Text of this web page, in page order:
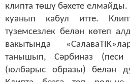
клипта төшү бәхете
куанып кабул итте.
түземсезлек белән көтеп
вакытында
танышып, Сәрбиназ
(юлбарыс образы) белән